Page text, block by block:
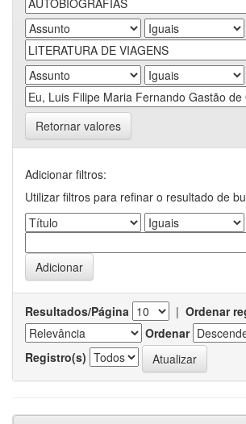
Retornar valores
Adicionar filtros:
Utilizar filtros para refinar o resultado de
Resultados/Página | Ordenar
Ordenar
Registro(s)